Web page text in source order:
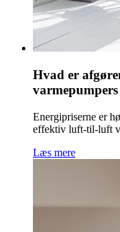
Hvad er
Energipriserne er
effektiv luft-til-luft
Læs mere